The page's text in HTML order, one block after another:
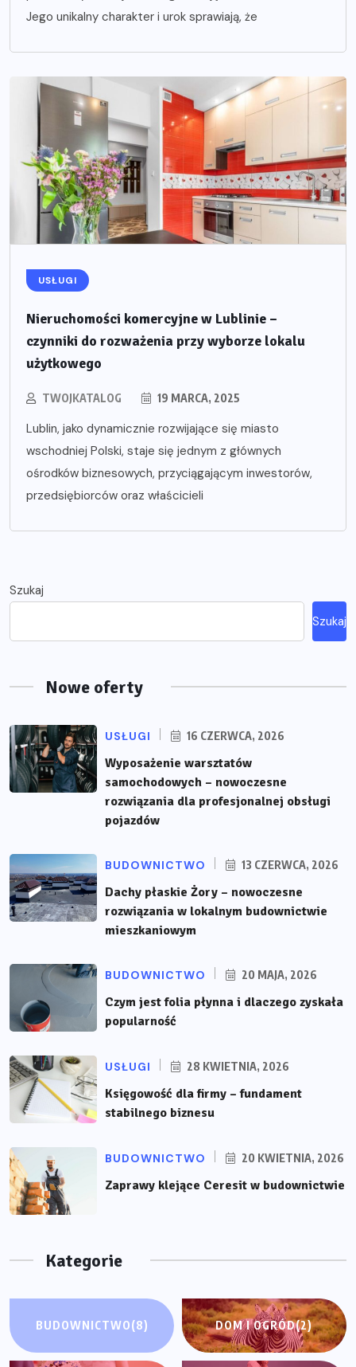
Jego unikalny charakter i urok sprawiają, że
USŁUGI
Nieruchomości komercyjne w Lublinie –
czynniki do rozważenia przy wyborze lokalu
użytkowego
TWOJKATALOG 19 MARCA, 2025
Lublin, jako dynamicznie rozwijające się miasto
wschodniej Polski, staje się jednym z głównych
ośrodków biznesowych, przyciągającym inwestorów,
przedsiębiorców oraz właścicieli
Szukaj
Szukaj
Nowe oferty
USŁUGI 16 CZERWCA, 2026
Wyposażenie warsztatów
samochodowych – nowoczesne
rozwiązania dla profesjonalnej obsługi
pojazdów
BUDOWNICTWO 13 CZERWCA, 2026
Dachy płaskie Żory – nowoczesne
rozwiązania w lokalnym budownictwie
mieszkaniowym
BUDOWNICTWO 20 MAJA, 2026
Czym jest folia płynna i dlaczego zyskała
popularność
USŁUGI 28 KWIETNIA, 2026
Księgowość dla firmy – fundament
stabilnego biznesu
BUDOWNICTWO 20 KWIETNIA, 2026
Zaprawy klejące Ceresit w budownictwie
Kategorie
BUDOWNICTWO(8) DOM I OGRÓD(2)